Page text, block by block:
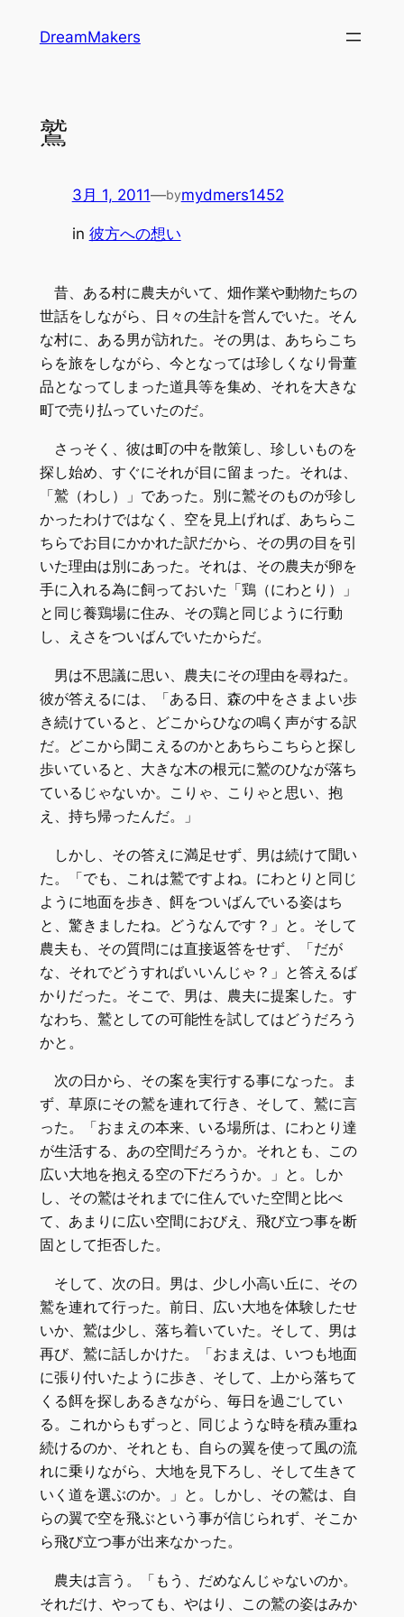
DreamMakers
鷲
3月 1, 2011—bymydmers1452
in 彼方への想い
昔、ある村に農夫がいて、畑作業や動物たちの
世話をしながら、日々の生計を営んでいた。そん
な村に、ある男が訪れた。その男は、あちらこち
らを旅をしながら、今となっては珍しくなり骨董
品となってしまった道具等を集め、それを大きな
町で売り払っていたのだ。
さっそく、彼は町の中を散策し、珍しいものを
探し始め、すぐにそれが目に留まった。それは、
「鷲（わし）」であった。別に鷲そのものが珍し
かったわけではなく、空を見上げれば、あちらこ
ちらでお目にかかれた訳だから、その男の目を引
いた理由は別にあった。それは、その農夫が卵を
手に入れる為に飼っておいた「鶏（にわとり）」
と同じ養鶏場に住み、その鶏と同じように行動
し、えさをついばんでいたからだ。
男は不思議に思い、農夫にその理由を尋ねた。
彼が答えるには、「ある日、森の中をさまよい歩
き続けていると、どこからひなの鳴く声がする訳
だ。どこから聞こえるのかとあちらこちらと探し
歩いていると、大きな木の根元に鷲のひなが落ち
ているじゃないか。こりゃ、こりゃと思い、抱
え、持ち帰ったんだ。」
しかし、その答えに満足せず、男は続けて聞い
た。「でも、これは鷲ですよね。にわとりと同じ
ように地面を歩き、餌をついばんでいる姿はち
と、驚きましたね。どうなんです？」と。そして
農夫も、その質問には直接返答をせず、「だが
な、それでどうすればいいんじゃ？」と答えるば
かりだった。そこで、男は、農夫に提案した。す
なわち、鷲としての可能性を試してはどうだろう
かと。
次の日から、その案を実行する事になった。ま
ず、草原にその鷲を連れて行き、そして、鷲に言
った。「おまえの本来、いる場所は、にわとり達
が生活する、あの空間だろうか。それとも、この
広い大地を抱える空の下だろうか。」と。しか
し、その鷲はそれまでに住んでいた空間と比べ
て、あまりに広い空間におびえ、飛び立つ事を断
固として拒否した。
そして、次の日。男は、少し小高い丘に、その
鷲を連れて行った。前日、広い大地を体験したせ
いか、鷲は少し、落ち着いていた。そして、男は
再び、鷲に話しかけた。「おまえは、いつも地面
に張り付いたように歩き、そして、上から落ちて
くる餌を探しあるきながら、毎日を過ごしてい
る。これからもずっと、同じような時を積み重ね
続けるのか、それとも、自らの翼を使って風の流
れに乗りながら、大地を見下ろし、そして生きて
いく道を選ぶのか。」と。しかし、その鷲は、自
らの翼で空を飛ぶという事が信じられず、そこか
ら飛び立つ事が出来なかった。
農夫は言う。「もう、だめなんじゃないのか。
それだけ、やっても、やはり、この鷲の姿はみか